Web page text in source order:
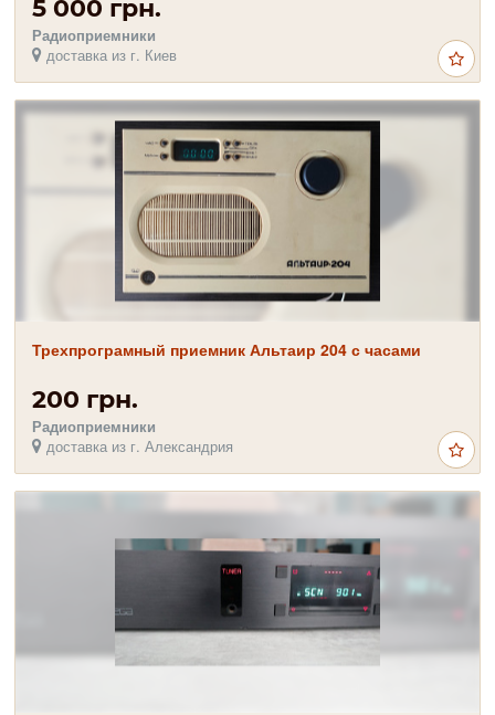
5 000 грн.
Радиоприемники
доставка из г. Киев
Трехпрограмный приемник Альтаир 204 с часами
200 грн.
Радиоприемники
доставка из г. Александрия